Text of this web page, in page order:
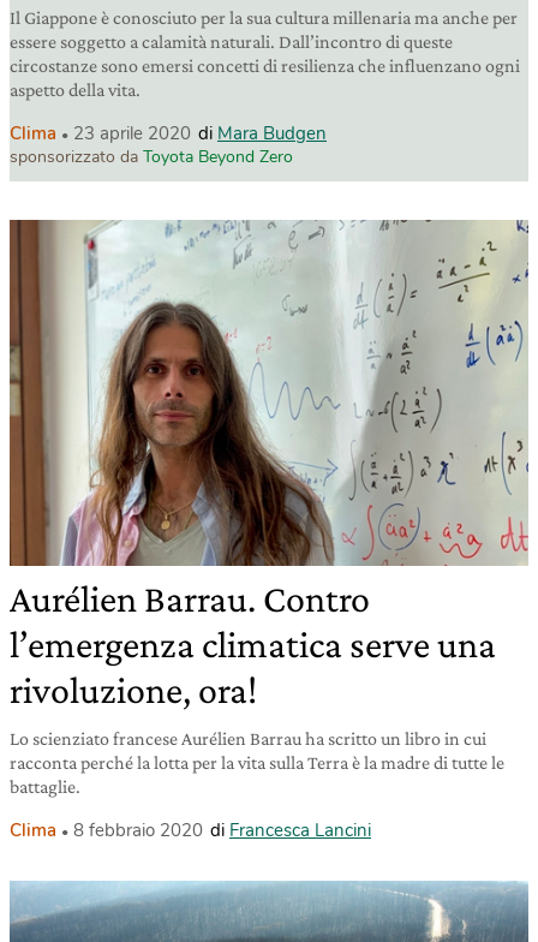
Il Giappone è conosciuto per la sua cultura millenaria ma anche per
essere soggetto a calamità naturali. Dall’incontro di queste
circostanze sono emersi concetti di resilienza che influenzano ogni
aspetto della vita.
Clima 23 aprile 2020 di Mara Budgen
sponsorizzato da Toyota Beyond Zero
Aurélien Barrau. Contro
l’emergenza climatica serve una
rivoluzione, ora!
Lo scienziato francese Aurélien Barrau ha scritto un libro in cui
racconta perché la lotta per la vita sulla Terra è la madre di tutte le
battaglie.
Clima 8 febbraio 2020 di Francesca Lancini